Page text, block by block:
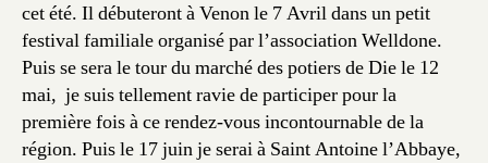
cet été. Il débuteront à Venon le 7 Avril dans un petit
festival familiale organisé par l’association Welldone.
Puis se sera le tour du marché des potiers de Die le 12
mai, je suis tellement ravie de participer pour la
première fois à ce rendez-vous incontournable de la
région. Puis le 17 juin je serai à Saint Antoine l’Abbaye,